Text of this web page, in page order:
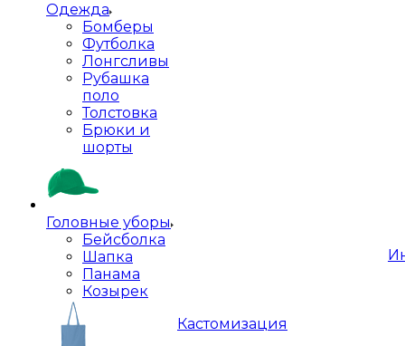
Одежда
Бомберы
Футболка
Лонгсливы
Рубашка
поло
Толстовка
Брюки и
шорты
Головные уборы
Бейсболка
Шапка
Панама
Козырек
Кастомизация